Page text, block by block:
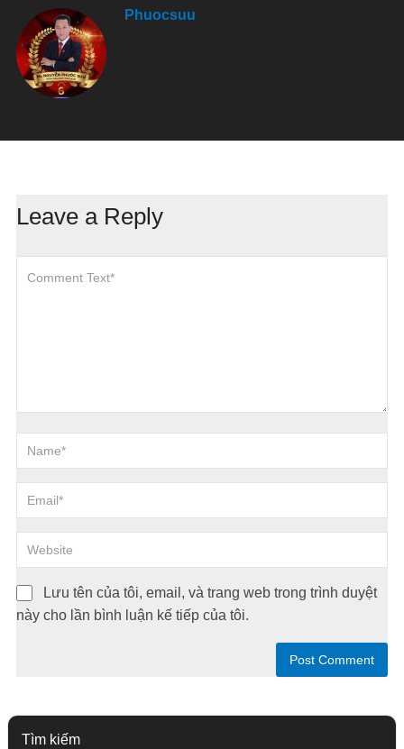
Phuocsuu
Leave a Reply
Lưu tên của tôi, email, và trang web trong trình duyệt
này cho lần bình luận kế tiếp của tôi.
Tìm kiếm